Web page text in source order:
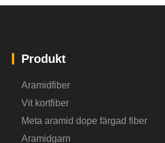
Produkt
Aramidfiber
Vit kortfiber
Meta aramid dope färgad fiber
Aramidgarn